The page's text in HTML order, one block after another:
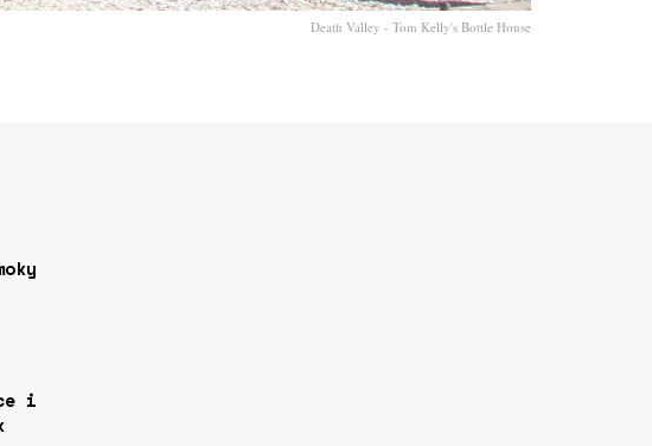
Death Valley - Tom Kelly's Bottle House
i